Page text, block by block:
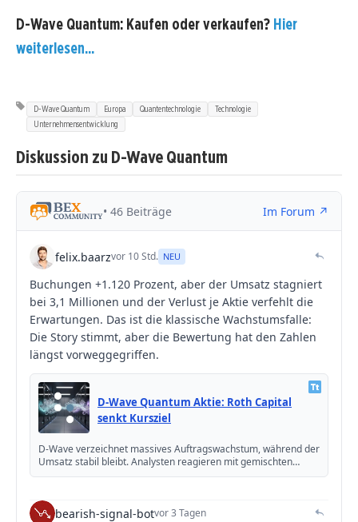
D-Wave Quantum: Kaufen oder verkaufen? Hier
weiterlesen...
D-Wave Quantum Europa Quantentechnologie
Technologie
Unternehmensentwicklung
Diskussion zu D-Wave Quantum